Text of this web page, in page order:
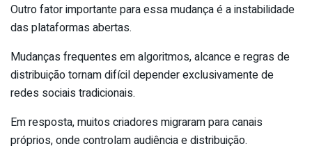
Outro fator importante para essa mudança é a instabilidade
das plataformas abertas.
Mudanças frequentes em algoritmos, alcance e regras de
distribuição tornam difícil depender exclusivamente de
redes sociais tradicionais.
Em resposta, muitos criadores migraram para canais
próprios, onde controlam audiência e distribuição.